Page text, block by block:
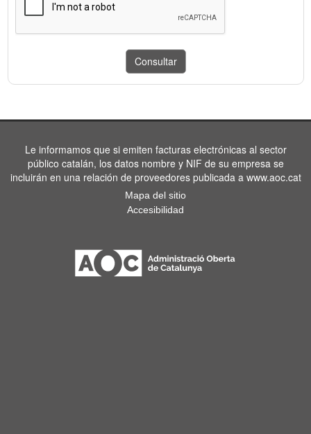
Le informamos que si emiten facturas electrónicas al sector
público catalán, los datos nombre y NIF de su empresa se
incluirán en una relación de proveedores publicada a www.aoc.cat
Mapa del sitio
Accesibilidad